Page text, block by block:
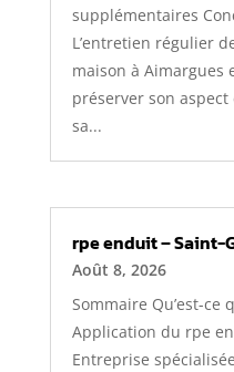
supplémentaires
L’entretien régulier
maison à Aimargues
préserver son
sa...
rpe enduit – Saint-
Août 8, 2026
Sommaire Qu’est-ce
Application du rpe
Entreprise